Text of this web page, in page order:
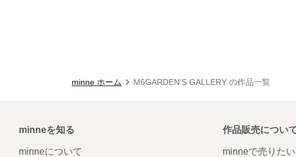
minne ホーム M6GARDEN'S GALLERY の作品一覧
minneを知る
minneについて
作品販売につい
minneで売りたい